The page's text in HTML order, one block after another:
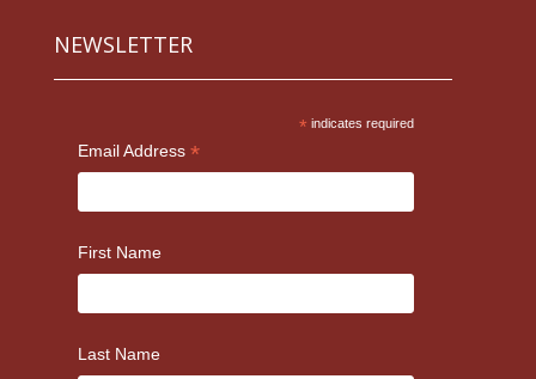
NEWSLETTER
* indicates required
Email Address *
First Name
Last Name